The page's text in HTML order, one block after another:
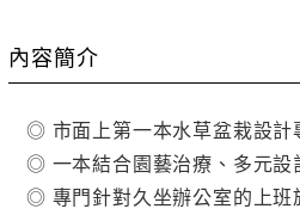
內容簡介
◎ 市面上第一本水草盆栽設計
◎ 一本結合園藝治療、多元設
◎ 專門針對久坐辦公室的上班